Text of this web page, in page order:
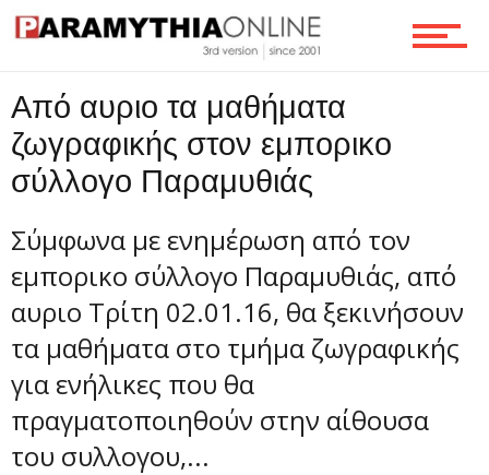
Τεχνολογία
Επικοινωνία
Από αυριο τα μαθήματα
ζωγραφικής στον εμπορικο
σύλλογο Παραμυθιάς
Σύμφωνα με ενημέρωση από τον
εμπορικο σύλλογο Παραμυθιάς, από
αυριο Τρίτη 02.01.16, θα ξεκινήσουν
τα μαθήματα στο τμήμα ζωγραφικής
για ενήλικες που θα
πραγματοποιηθούν στην αίθουσα
του συλλογου,...